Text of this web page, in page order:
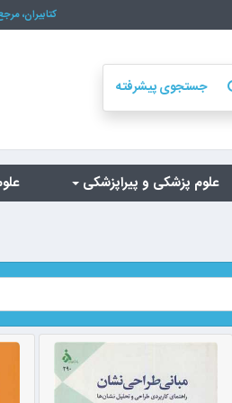
کتابیران،
جستجوی پیشرفته
علوم پزشکی و پیراپزشکی